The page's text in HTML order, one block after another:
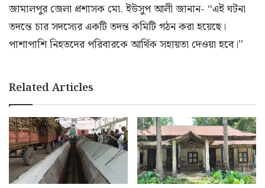
জামালপুর জেলা প্রশাসক মো. ইউসুপ আলী জানান- “এই ঘটনা
তদন্তে চার সদস্যের একটি তদন্ত কমিটি গঠন করা হয়েছে।
পাশাপাশি নিহতদের পরিবারকে আর্থিক সহায়তা দেওয়া হবে।”
Related Articles